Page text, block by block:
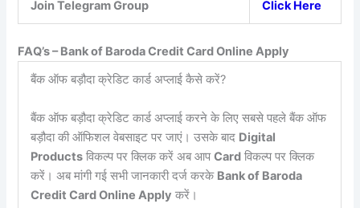
Join Telegram Group Click Here
FAQ’s – Bank of Baroda Credit Card Online Apply
बैंक ऑफ बड़ौदा क्रेडिट कार्ड अप्लाई कैसे करें?
बैंक ऑफ बड़ौदा क्रेडिट कार्ड अप्लाई करने के लिए सबसे पहले बैंक ऑफ
बड़ौदा की ऑफिशल वेबसाइट पर जाएं। उसके बाद Digital
Products विकल्प पर क्लिक करें अब आपCard विकल्प पर क्लिक
करें। अब मांगी गई सभी जानकारी दर्ज करके Bank of Baroda
Credit Card Online Apply करें।